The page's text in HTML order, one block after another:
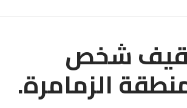
شخص
الزمامرة.